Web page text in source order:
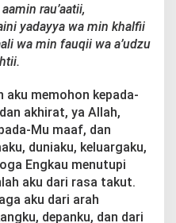
rau’aatii,
yadayya wa min khalfii
wa min fauqii wa a’udzu
aku memohon kepada-
akhirat, ya Allah,
Mu maaf, dan
duniaku, keluargaku,
Engkau menutupi
aku dari rasa takut.
aku dari arah
depanku, dan dari